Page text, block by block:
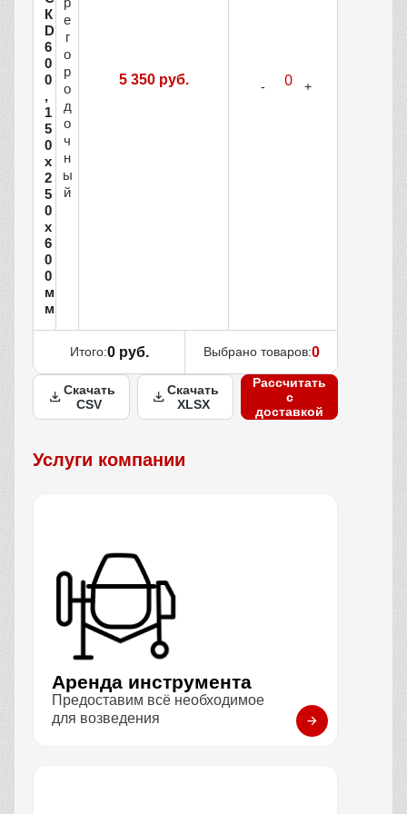
К
D
6
0
0
,
1
5
0
х
2
5
0
х
6
0
0
м
м
е
г
о
р
о
д
о
ч
н
ы
й
5 350 руб.
Итого:0 руб. Выбрано товаров:0
Скачать
CSV
Скачать
XLSX
Рассчитать
с
доставкой
Услуги компании
Аренда инструмента
Предоставим всё необходимое
для возведения